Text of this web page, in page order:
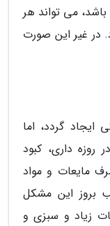
می تواند هر
در غیر این صورت
ایجاد گردد، اما
روزه داری، کبود
مایعات و مواد
بروز این مشکل
زیاد و سبزی و